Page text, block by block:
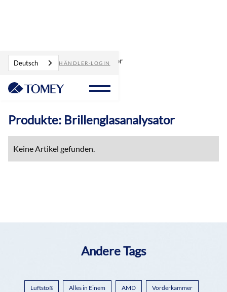
Deutsch HÄNDLER-LOGIN
Produkte Brillenglasanalysator
Produkte: Brillenglasanalysator
Keine Artikel gefunden.
Andere Tags
Luftstoß Alles in Einem AMD Vorderkammer